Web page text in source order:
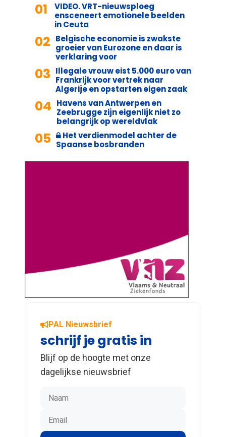
01
VIDEO. VRT-nieuwsploeg
ensceneert emotionele beelden
in Ceuta
02 Belgische economie is zwakste
groeier van Eurozone en daar is
verklaring voor
03 Illegale vrouw eist 5.000 euro van
Frankrijk voor vertrek naar
Algerije en opstarten eigen zaak
04 Havens van Antwerpen en
Zeebrugge zijn eigenlijk niet zo
belangrijk op wereldvlak
05
Het verdienmodel achter de
Spaanse bosbranden
PAL Nieuwsbrief
schrijf je gratis in
Blijf op de hoogte met onze
dagelijkse nieuwsbrief